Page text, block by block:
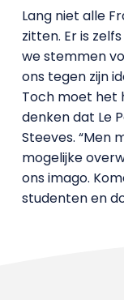
Lang niet alle
zitten. Er is
we stemmen
ons tegen zijn
Toch moet het
denken dat Le
Steeves. “Men
mogelijke
ons imago.
studenten en